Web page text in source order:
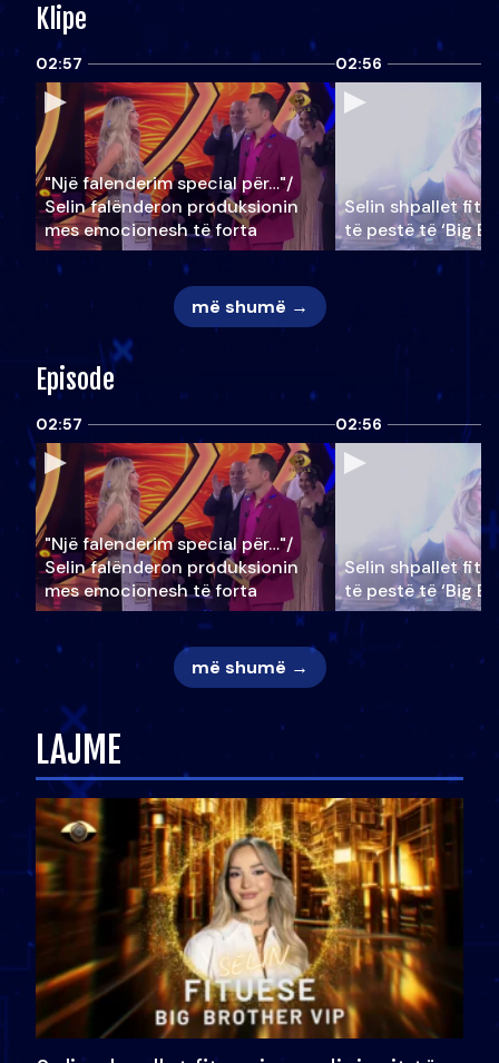
Klipe
02:57
"Një falenderim special për…"/
Selin falënderon produksionin
mes emocionesh të forta
02:56
Selin shpallet
të pestë të ‘Big
më shumë →
Episode
02:57
"Një falenderim special për…"/
Selin falënderon produksionin
mes emocionesh të forta
02:56
Selin shpallet
të pestë të ‘Big
më shumë →
LAJME